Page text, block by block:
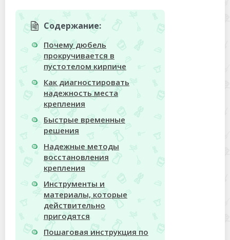
Содержание:
Почему дюбель
прокручивается в
пустотелом кирпиче
Как диагностировать
надежность места
крепления
Быстрые временные
решения
Надежные методы
восстановления
крепления
Инструменты и
материалы, которые
действительно
пригодятся
Пошаговая инструкция по